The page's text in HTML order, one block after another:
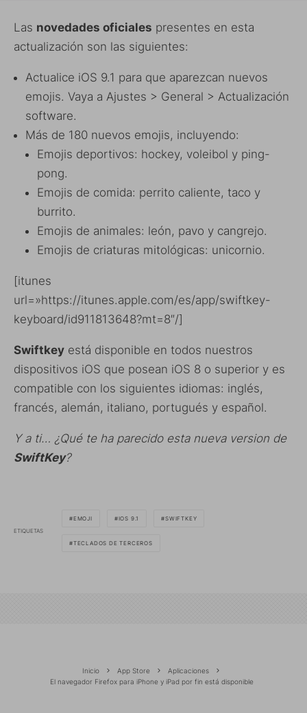
Las novedades oficiales presentes en esta
actualización son las siguientes:
Actualice iOS 9.1 para que aparezcan nuevos
emojis. Vaya a Ajustes > General > Actualización
software.
Más de 180 nuevos emojis, incluyendo:
Emojis deportivos: hockey, voleibol y ping-
pong.
Emojis de comida: perrito caliente, taco y
burrito.
Emojis de animales: león, pavo y cangrejo.
Emojis de criaturas mitológicas: unicornio.
[itunes
url=»https://itunes.apple.com/es/app/swiftkey-
keyboard/id911813648?mt=8″/]
Swiftkey está disponible en todos nuestros
dispositivos iOS que posean iOS 8 o superior y es
compatible con los siguientes idiomas: inglés,
francés, alemán, italiano, portugués y español.
Y a ti… ¿Qué te ha parecido esta nueva version de
SwiftKey?
ETIQUETAS
EMOJI IOS 9.1 SWIFTKEY
TECLADOS DE TERCEROS
Inicio App Store
Aplicaciones
El navegador Firefox para iPhone y iPad por fin está disponible